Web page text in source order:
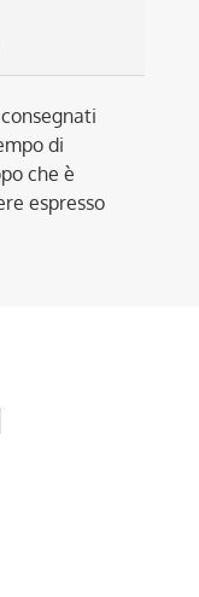
di
che è
espresso